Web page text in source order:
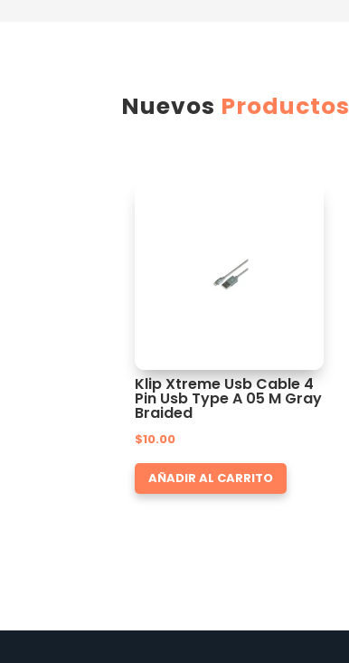
Nuevos Productos
Klip Xtreme Usb Cable 4
Pin Usb Type A 05 M Gray
Braided
$10.00
AÑADIR AL CARRITO